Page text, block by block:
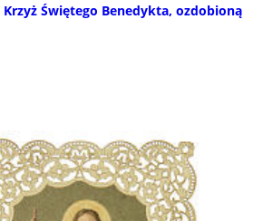
Świętego Benedykta, ozdobioną